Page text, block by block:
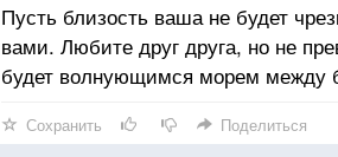
Пусть близость ваша не будет
вами. Любите друг друга, но не
будет волнующимся морем между
Сохранить Поделиться